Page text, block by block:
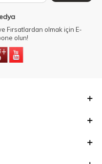
Fırsatlardan olmak için E-
olun!